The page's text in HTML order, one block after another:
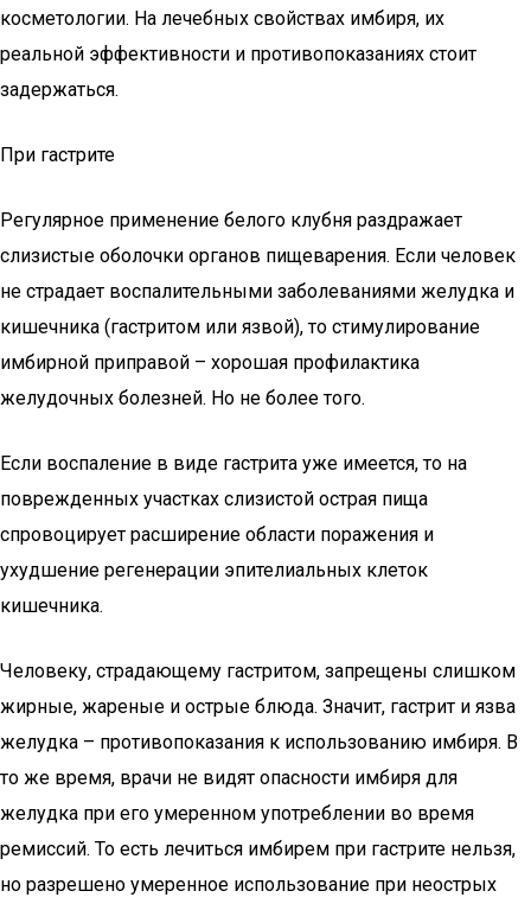
косметологии. На лечебных свойствах имбиря, их
реальной эффективности и противопоказаниях стоит
задержаться.
При гастрите
Регулярное применение белого клубня раздражает
слизистые оболочки органов пищеварения. Если человек
не страдает воспалительными заболеваниями желудка и
кишечника (гастритом или язвой), то стимулирование
имбирной приправой – хорошая профилактика
желудочных болезней. Но не более того.
Если воспаление в виде гастрита уже имеется, то на
поврежденных участках слизистой острая пища
спровоцирует расширение области поражения и
ухудшение регенерации эпителиальных клеток
кишечника.
Человеку, страдающему гастритом, запрещены слишком
жирные, жареные и острые блюда. Значит, гастрит и язва
желудка – противопоказания к использованию имбиря. В
то же время, врачи не видят опасности имбиря для
желудка при его умеренном употреблении во время
ремиссий. То есть лечиться имбирем при гастрите нельзя,
но разрешено умеренное использование при неострых